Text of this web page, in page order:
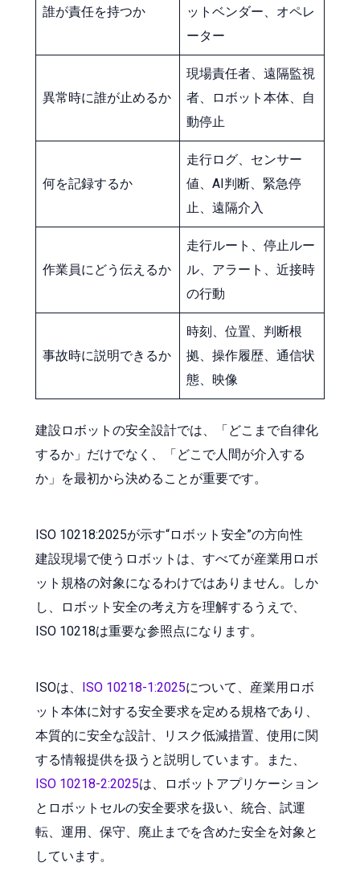
誰が責任を持つか
ットベンダー、オペレ
ーター
異常時に誰が止めるか
現場責任者、遠隔監視
者、ロボット本体、自
動停止
何を記録するか
走行ログ、センサー
値、AI判断、緊急停
止、遠隔介入
作業員にどう伝えるか
走行ルート、停止ルー
ル、アラート、近接時
の行動
事故時に説明できるか
時刻、位置、判断根
拠、操作履歴、通信状
態、映像
建設ロボットの安全設計では、「どこまで自律化
するか」だけでなく、「どこで人間が介入する
か」を最初から決めることが重要です。
ISO 10218:2025が示す“ロボット安全”の方向性
建設現場で使うロボットは、すべてが産業用ロボ
ット規格の対象になるわけではありません。しか
し、ロボット安全の考え方を理解するうえで、
ISO 10218は重要な参照点になります。
ISOは、 ISO 10218-1:2025について、産業用ロボ
ット本体に対する安全要求を定める規格であり、
本質的に安全な設計、リスク低減措置、使用に関
する情報提供を扱うと説明しています。また、
ISO 10218-2:2025は、ロボットアプリケーション
とロボットセルの安全要求を扱い、統合、試運
転、運用、保守、廃止までを含めた安全を対象と
しています。